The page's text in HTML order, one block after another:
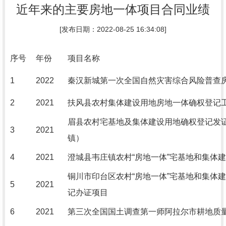
近年来的主要房地一体项目合同业绩
[发布日期：2022-08-25 16:34:08]
序号 年份 项目名称
1 2022 秦汉新城第一次全国自然灾害综合风险普查
2 2021 扶风县农村集体建设用地房地一体确权登记
3 2021
眉县农村宅基地及集体建设用地确权登记发
镇）
4 2021 澄城县韦庄镇农村“房地一体”宅基地和集体
5 2021
铜川市印台区农村“房地一体”宅基地和集体
记办证项目
6 2021 第三次全国国土调查第一师阿拉尔市耕地质